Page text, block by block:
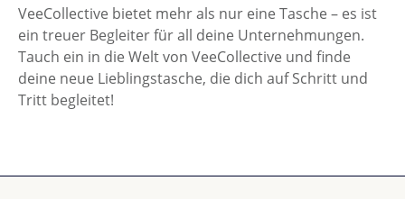
VeeCollective bietet mehr als nur eine Tasche – es ist
ein treuer Begleiter für all deine Unternehmungen.
Tauch ein in die Welt von VeeCollective und finde
deine neue Lieblingstasche, die dich auf Schritt und
Tritt begleitet!